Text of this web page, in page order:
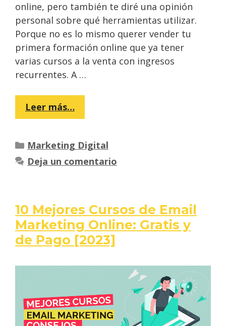
online, pero también te diré una opinión
personal sobre qué herramientas utilizar.
Porque no es lo mismo querer vender tu
primera formación online que ya tener
varias cursos a la venta con ingresos
recurrentes. A …
Leer más…
Categorías
Marketing Digital
Deja un comentario
10 Mejores Cursos de Email
Marketing Online: Gratis y
de Pago [2023]